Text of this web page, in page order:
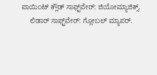
ಪಾಯಿಂಟ್ ಕ್ಲೌಡ್ ಸಾಫ್ಟ್‌ವೇರ್: ಜಿಯೋಮ್ಯಾಜಿಕ್ಸ್.
ಲಿಡಾರ್ ಸಾಫ್ಟ್‌ವೇರ್: ಗ್ಲೋಬಲ್ ಮ್ಯಾಪರ್.